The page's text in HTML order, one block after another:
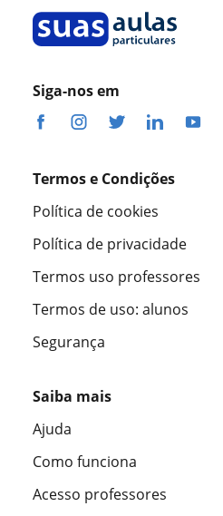
Siga-nos em
Termos e Condições
Política de cookies
Política de privacidade
Termos uso professores
Termos de uso: alunos
Segurança
Saiba mais
Ajuda
Como funciona
Acesso professores